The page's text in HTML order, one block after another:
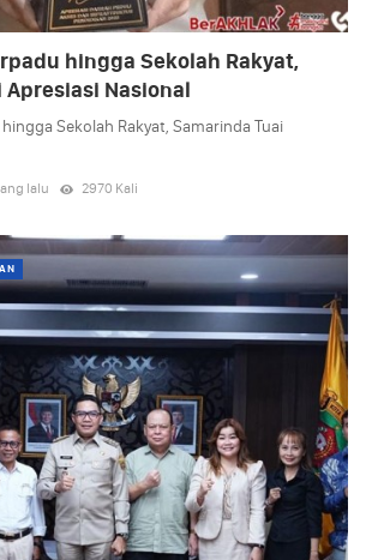
hingga Sekolah Rakyat,
Nasional
Sekolah Rakyat, Samarinda Tuai
lalu 2970 Kali